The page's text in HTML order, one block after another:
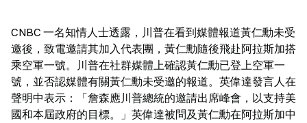
CNBC 一名知情人士透露，川普在看到媒體報道黃仁勳未受
邀後，致電邀請其加入代表團，黃仁勳隨後飛赴阿拉斯加搭
乘空軍一號。川普在社群媒體上確認黃仁勳已登上空軍一
號，並否認媒體有關黃仁勳未受邀的報道。英偉達發言人在
聲明中表示：「詹森應川普總統的邀請出席峰會，以支持美
國和本屆政府的目標。」英偉達被問及黃仁勳在阿拉斯加中